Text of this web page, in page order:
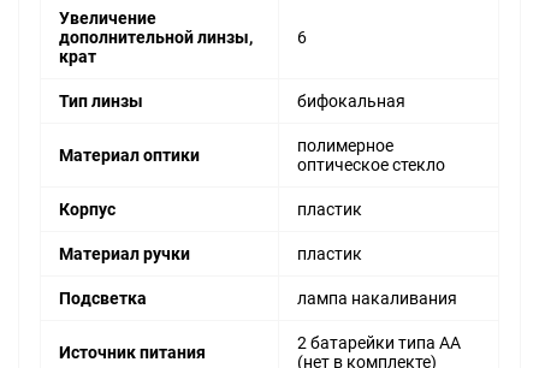
Увеличение
дополнительной линзы,
крат
6
Тип линзы бифокальная
Материал оптики
полимерное
оптическое стекло
Корпус пластик
Материал ручки пластик
Подсветка лампа накаливания
Источник питания
2 батарейки типа АА
(нет в комплекте)